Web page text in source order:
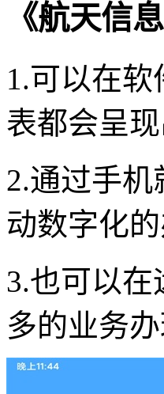
《航天信
1.可以在
表都会呈现
2.通过手
动数字化的
3.也可以
多的业务办